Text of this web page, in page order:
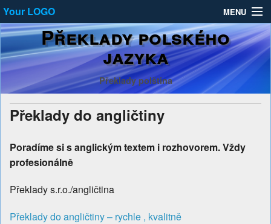
Your LOGO MENU
Ceník
PolskyJazyk.com
Překlady do angličtiny
Reference
Překlady polského
jazyka
Překlady polština
Překlady do angličtiny
Poradíme si s anglickým textem i rozhovorem. Vždy
profesionálně
Překlady s.r.o./angličtina
Překlady do angličtiny – rychle , kvalitně